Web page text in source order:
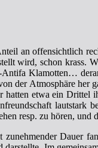
an offensichtlich
wird, schon
Klamotten…
der Atmosphäre her
etwa ein
lautstark
resp. zu hören, und
zunehmender Dauer